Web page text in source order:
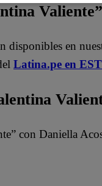
disponibles en
Latina.pe en
con Daniella